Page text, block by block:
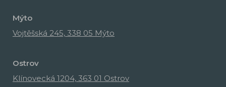
Mýto
Vojtěšská 245, 338 05 Mýto
Ostrov
Klínovecká 1204, 363 01 Ostrov